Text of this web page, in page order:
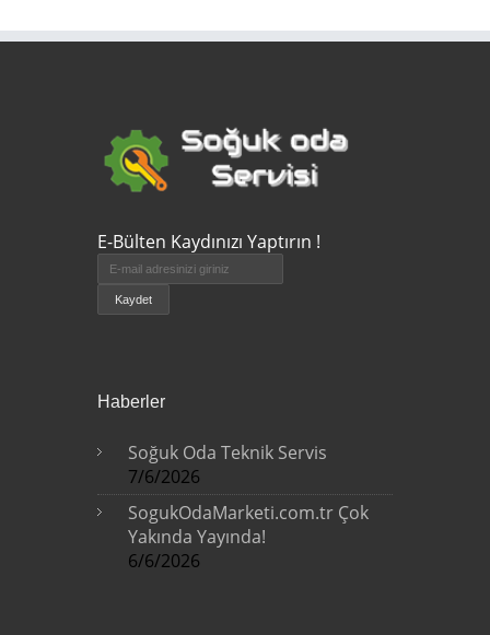
E-Bülten Kaydınızı Yaptırın !
Haberler
Soğuk Oda Teknik Servis
7/6/2026
SogukOdaMarketi.com.tr Çok
Yakında Yayında!
6/6/2026